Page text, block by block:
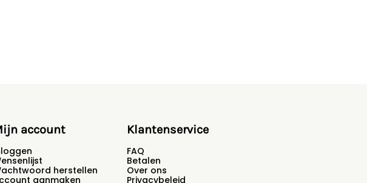
account
herstellen
aanmaken
Klantenservice
FAQ
Betalen
Over ons
Privacybeleid